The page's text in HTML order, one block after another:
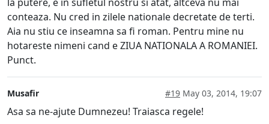
conteaza. Nu cred in zilele nationale decretate de terti.
Aia nu stiu ce inseamna sa fi roman. Pentru mine nu
hotareste nimeni cand e ZIUA NATIONALA A ROMANIEI.
Punct.
Musafir #19 May 03, 2014, 19:07
Asa sa ne-ajute Dumnezeu! Traiasca regele!